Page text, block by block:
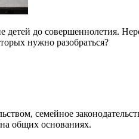
детей до совершеннолетия.
нужно разобраться?
семейное
общих основаниях.